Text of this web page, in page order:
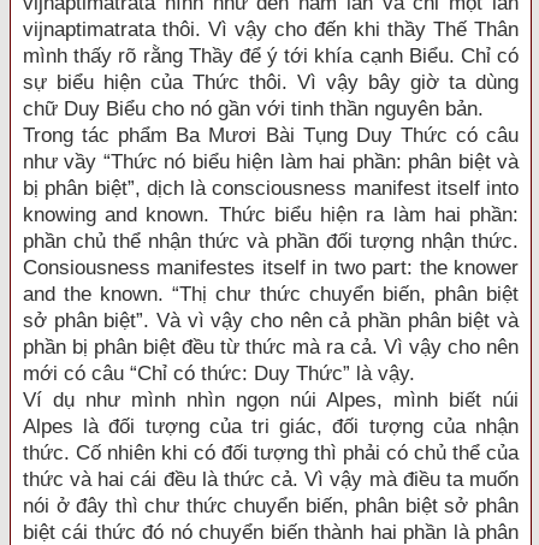
vijnaptimatrata thôi. Vì vậy cho đến khi thầy Thế Thân
mình thấy rõ rằng Thầy để ý tới khía cạnh Biểu. Chỉ có
sự biểu hiện của Thức thôi. Vì vậy bây giờ ta dùng
chữ Duy Biểu cho nó gần với tinh thần nguyên bản.
Trong tác phẩm Ba Mươi Bài Tụng Duy Thức có câu
như vầy “Thức nó biểu hiện làm hai phần: phân biệt và
bị phân biệt”, dịch là consciousness manifest itself into
knowing and known. Thức biểu hiện ra làm hai phần:
phần chủ thể nhận thức và phần đối tượng nhận thức.
Consiousness manifestes itself in two part: the knower
and the known. “Thị chư thức chuyển biến, phân biệt
sở phân biệt”. Và vì vậy cho nên cả phần phân biệt và
phần bị phân biệt đều từ thức mà ra cả. Vì vậy cho nên
mới có câu “Chỉ có thức: Duy Thức” là vậy.
Ví dụ như mình nhìn ngọn núi Alpes, mình biết núi
Alpes là đối tượng của tri giác, đối tượng của nhận
thức. Cố nhiên khi có đối tượng thì phải có chủ thể của
thức và hai cái đều là thức cả. Vì vậy mà điều ta muốn
nói ở đây thì chư thức chuyển biến, phân biệt sở phân
biệt cái thức đó nó chuyển biến thành hai phần là phân